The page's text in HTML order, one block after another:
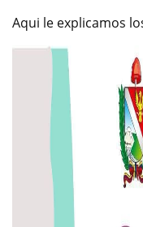
Aqui le explicamos